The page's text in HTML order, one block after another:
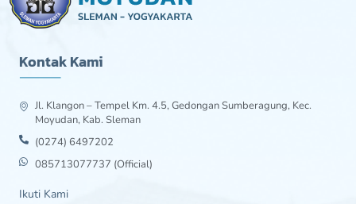
Kontak Kami
Jl. Klangon – Tempel Km. 4.5, Gedongan Sumberagung, Kec.
Moyudan, Kab. Sleman
(0274) 6497202
085713077737 (Official)
Ikuti Kami